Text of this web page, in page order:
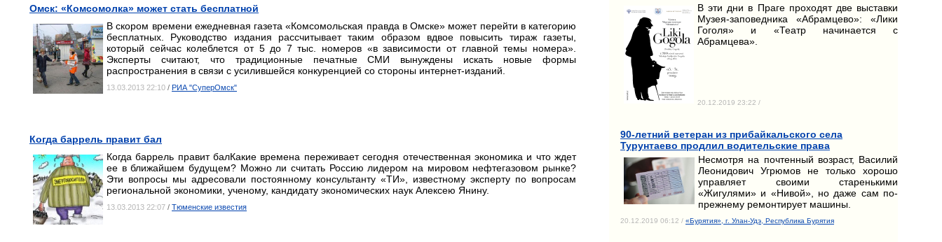
Омск: «Комсомолка» может стать бесплатной
В скором времени ежедневная газета «Комсомольская правда в Омске» может перейти в категорию
бесплатных. Руководство издания рассчитывает таким образом вдвое повысить тираж газеты,
который сейчас колеблется от 5 до 7 тыс. номеров «в зависимости от главной темы номера».
Эксперты считают, что традиционные печатные СМИ вынуждены искать новые формы
распространения в связи с усилившейся конкуренцией со стороны интернет-изданий.
13.03.2013 22:10 / РИА "СуперОмск"
Когда баррель правит бал
Когда баррель правит балКакие времена переживает сегодня отечественная экономика и что ждет
ее в ближайшем будущем? Можно ли считать Россию лидером на мировом нефтегазовом рынке?
Эти вопросы мы адресовали постоянному консультанту «ТИ», известному эксперту по вопросам
региональной экономики, ученому, кандидату экономических наук Алексею Янину.
13.03.2013 22:07 / Тюменские известия
В эти дни в Праге проходят две выставки
Музея-заповедника «Абрамцево»: «Лики
Гоголя» и «Театр начинается с
Абрамцева».
20.12.2019 23:22 /
90-летний ветеран из прибайкальского села
Турунтаево продлил водительские права
Несмотря на почтенный возраст, Василий
Леонидович Угрюмов не только хорошо
управляет своими старенькими
«Жигулями» и «Нивой», но даже сам по-
прежнему ремонтирует машины.
20.12.2019 06:12 / «Бурятия», г. Улан-Удэ, Республика Бурятия